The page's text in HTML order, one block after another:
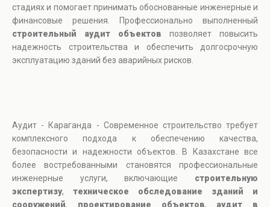
стадиях и помогает принимать обоснованные инженерные и
финансовые решения. Профессионально выполненный
строительный аудит объектов позволяет повысить
надежность строительства и обеспечить долгосрочную
эксплуатацию зданий без аварийных рисков.
Аудит - Караганда - Современное строительство требует
комплексного подхода к обеспечению качества,
безопасности и надежности объектов. В Казахстане все
более востребованными становятся профессиональные
инженерные услуги, включающие строительную
экспертизу, техническое обследование зданий и
сооружений, проектирование объектов, аудит в